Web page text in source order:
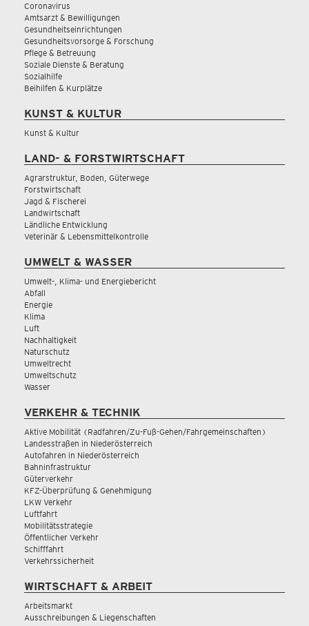
Coronavirus
Amtsarzt & Bewilligungen
Gesundheitseinrichtungen
Gesundheitsvorsorge & Forschung
Pflege & Betreuung
Soziale Dienste & Beratung
Sozialhilfe
Beihilfen & Kurplätze
KUNST & KULTUR
Kunst & Kultur
LAND- & FORSTWIRTSCHAFT
Agrarstruktur, Boden, Güterwege
Forstwirtschaft
Jagd & Fischerei
Landwirtschaft
Ländliche Entwicklung
Veterinär & Lebensmittelkontrolle
UMWELT & WASSER
Umwelt-, Klima- und Energiebericht
Abfall
Energie
Klima
Luft
Nachhaltigkeit
Naturschutz
Umweltrecht
Umweltschutz
Wasser
VERKEHR & TECHNIK
Aktive Mobilität (Radfahren/Zu-Fuß-Gehen/Fahrgemeinschaften)
Landesstraßen in Niederösterreich
Autofahren in Niederösterreich
Bahninfrastruktur
Güterverkehr
KFZ-Überprüfung & Genehmigung
LKW Verkehr
Luftfahrt
Mobilitätsstrategie
Öffentlicher Verkehr
Schifffahrt
Verkehrssicherheit
WIRTSCHAFT & ARBEIT
Arbeitsmarkt
Ausschreibungen & Liegenschaften